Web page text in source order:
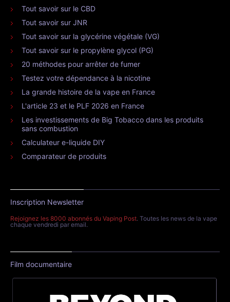
Tout savoir sur le CBD
Tout savoir sur JNR
Tout savoir sur la glycérine végétale (VG)
Tout savoir sur le propylène glycol (PG)
20 méthodes pour arrêter de fumer
Testez votre dépendance à la nicotine
La grande histoire de la vape en France
L'article 23 et le PLF 2026 en France
Les investissements de Big Tobacco dans les produits
sans combustion
Calculateur e-liquide DIY
Comparateur de produits
Inscription Newsletter
Rejoignez les 8000 abonnés du Vaping Post. Toutes les news de la vape
chaque vendredi par email.
Film documentaire